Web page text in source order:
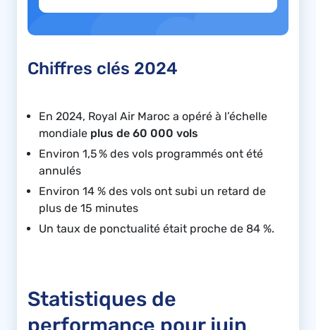
Chiffres clés 2024
En 2024, Royal Air Maroc a opéré à l’échelle
mondiale plus de 60 000 vols
Environ 1,5 % des vols programmés ont été
annulés
Environ 14 % des vols ont subi un retard de
plus de 15 minutes
Un taux de ponctualité était proche de 84 %.
Statistiques de
performance pour juin